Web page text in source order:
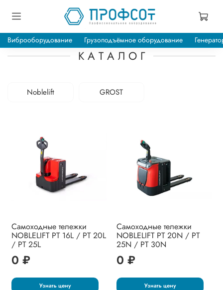
Виброоборудование Грузоподъёмное оборудование
Noblelift GROST
Самоходные тележки
NOBLELIFT PT 16L / PT 20L
/ PT 25L
0 ₽
Узнать цену
Самоходные тележки
NOBLELIFT PT 20N / PT
25N / PT 30N
0 ₽
Узнать цену
К А Т А Л О Г